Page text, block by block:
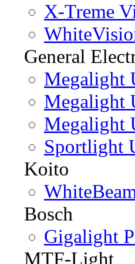
X-Treme
General
Megalight
Megalight
Megalight
Sportlight
Koito
Bosch
Gigalight
MTF-Light